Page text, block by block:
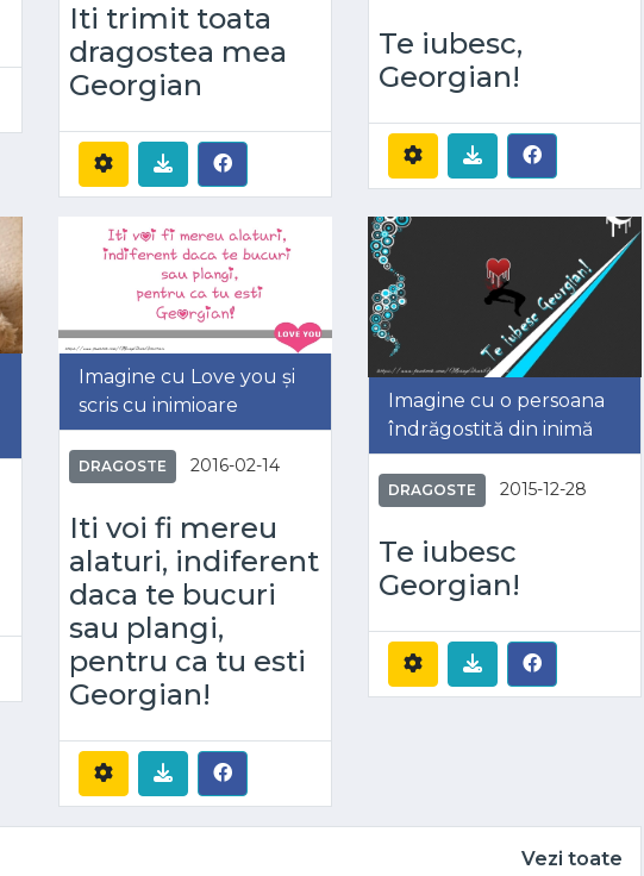
Iti trimit toata
dragostea mea
Georgian
Te iubesc,
Georgian!
Imagine cu Love you și
scris cu inimioare
DRAGOSTE 2016-02-14
Iti voi fi mereu
alaturi, indiferent
daca te bucuri
sau plangi,
pentru ca tu esti
Georgian!
Imagine cu o persoana
îndrăgostită din inimă
DRAGOSTE 2015-12-28
Te iubesc
Georgian!
Vezi toate